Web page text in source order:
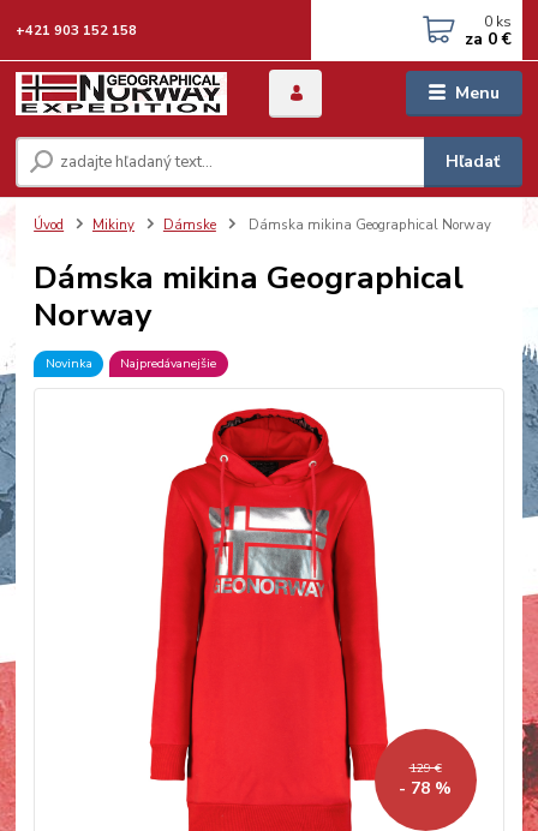
Menu
Hľadať
+421 903 152 158 0 ks
za 0 €
Úvod Mikiny Dámske Dámska mikina Geographical Norway
Dámska mikina Geographical
Norway
Novinka Najpredávanejšie
129 €
- 78 %